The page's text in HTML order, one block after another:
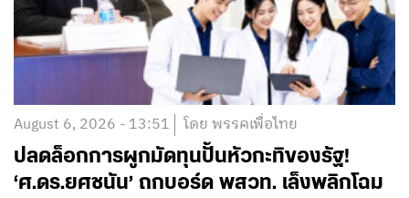
August 6, 2026 - 13:51 โดย พรรคเพื่อไทย
ปลดล็อกการผูกมัดทุนปั้นหัวกะทิของรัฐ!
‘ศ.ดร.ยศชนัน’ ถกบอร์ด พสวท. เล็งพลิกโฉม